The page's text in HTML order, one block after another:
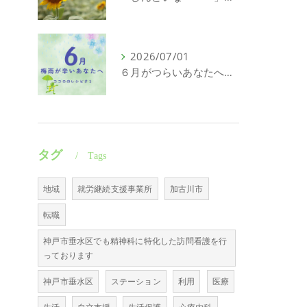
2026/07/01
６月がつらいあなたへ｜頑張れない日にも意味がある
タグ Tags
地域 就労継続支援事業所 加古川市
転職
神戸市垂水区でも精神科に特化した訪問看護を行
っております
神戸市垂水区 ステーション 利用 医療